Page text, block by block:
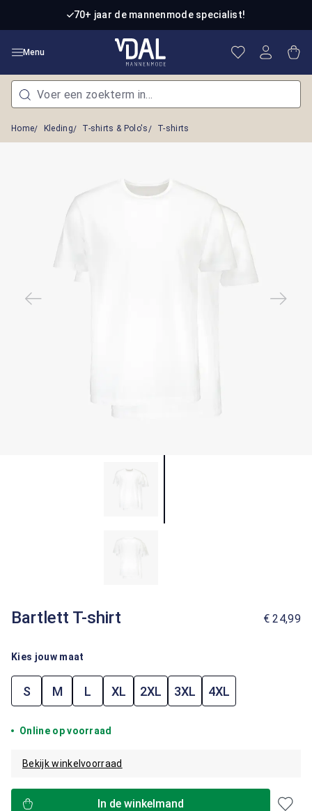
Ga naar de hoofdinhoud70+ jaar de mannenmode specialist!
Menu Je hebt 0
Home Kleding T-shirts & Polo's T-shirts
Bartlett T-shirt € 24,99
Kies jouw maat
S M L XL 2XL 3XL 4XL
Online op voorraad
Bekijk winkelvoorraad
In de winkelmand